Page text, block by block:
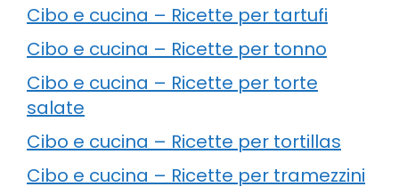
Cibo e cucina – Ricette per tartufi
Cibo e cucina – Ricette per tonno
Cibo e cucina – Ricette per torte
salate
Cibo e cucina – Ricette per tortillas
Cibo e cucina – Ricette per tramezzini